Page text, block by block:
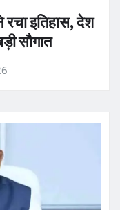
रचा इतिहास, देश
सौगात